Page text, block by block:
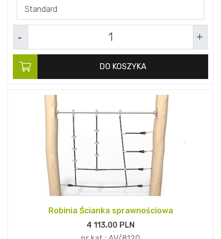
Standard
DO KOSZYKA
Robinia Ścianka sprawnościowa
4 113,00 PLN